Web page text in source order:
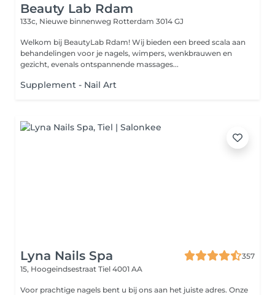
Beauty Lab Rdam
133c, Nieuwe binnenweg Rotterdam 3014 GJ
Welkom bij BeautyLab Rdam! Wij bieden een breed scala aan
behandelingen voor je nagels, wimpers, wenkbrauwen en
gezicht, evenals ontspannende massages...
Supplement - Nail Art
Lyna Nails Spa
357
15, Hoogeindsestraat Tiel 4001 AA
Voor prachtige nagels bent u bij ons aan het juiste adres. Onze